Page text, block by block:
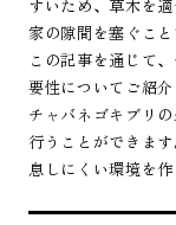
すいため、草木を
家の隙間を塞ぐこ
この記事を通じて
要性についてご紹
チャバネゴキブリ
行うことができま
息しにくい環境を